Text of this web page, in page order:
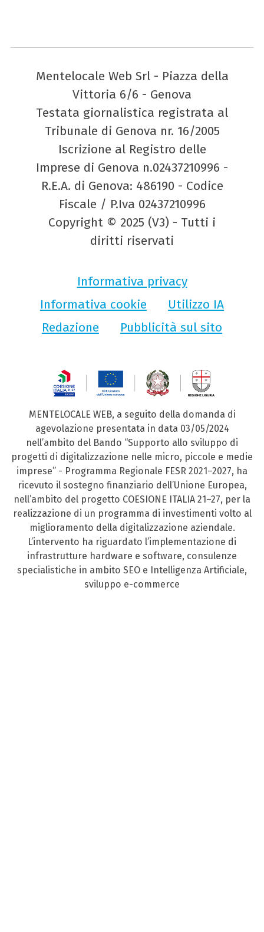
Mentelocale Web Srl - Piazza della
Vittoria 6/6 - Genova
Testata giornalistica registrata al
Tribunale di Genova nr. 16/2005
Iscrizione al Registro delle
Imprese di Genova n.02437210996 -
R.E.A. di Genova: 486190 - Codice
Fiscale / P.Iva 02437210996
Copyright © 2025 (V3) - Tutti i
diritti riservati
Informativa privacy
Informativa cookie
Utilizzo IA
Redazione
Pubblicità sul sito
MENTELOCALE WEB, a seguito della domanda di
agevolazione presentata in data 03/05/2024
nell’ambito del Bando “Supporto allo sviluppo di
progetti di digitalizzazione nelle micro, piccole e medie
imprese” - Programma Regionale FESR 2021–2027, ha
ricevuto il sostegno finanziario dell’Unione Europea,
nell’ambito del progetto COESIONE ITALIA 21–27, per la
realizzazione di un programma di investimenti volto al
miglioramento della digitalizzazione aziendale.
L’intervento ha riguardato l’implementazione di
infrastrutture hardware e software, consulenze
specialistiche in ambito SEO e Intelligenza Artificiale,
sviluppo e-commerce